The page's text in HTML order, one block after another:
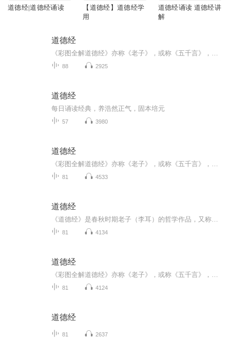
道德经|道德经诵读
【道德经】道德经学
用
道德经诵读 道德经讲
解
道德经
88 2925
道德经
每日诵读经典，养浩然正气，固本培元
57 3980
道德经
81 4533
道德经
81 4134
道德经
81 4124
道德经
81 2637